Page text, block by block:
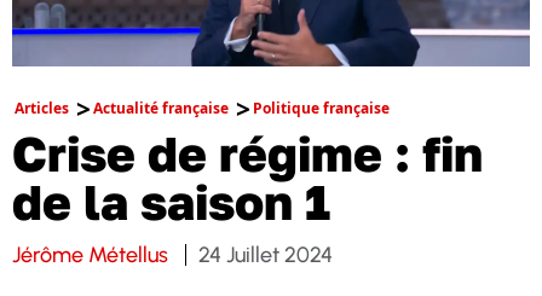
Articles Actualité française Politique française
Crise de régime : fin
de la saison 1
Jérôme Métellus 24 Juillet 2024